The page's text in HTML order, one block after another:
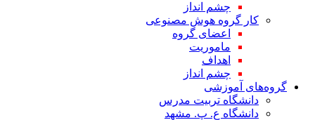
چشم انداز
کار گروه هوش مصنوعی
اعضای گروه
ماموریت
اهداف
چشم انداز
گروه‌های آموزشی
دانشگاه تربیت مدرس
دانشگاه ع. پ. مشهد